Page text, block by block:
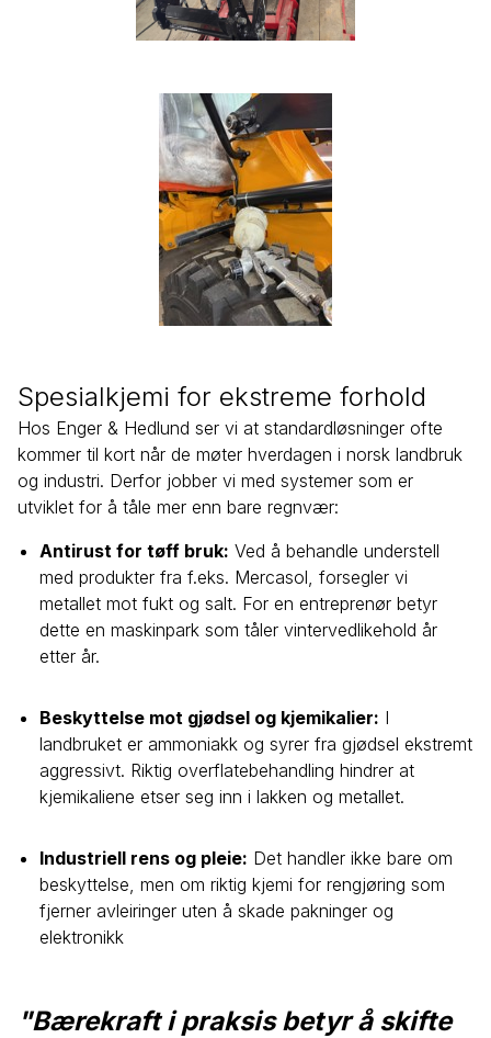
Spesialkjemi for ekstreme forhold
Hos Enger & Hedlund ser vi at standardløsninger ofte
kommer til kort når de møter hverdagen i norsk landbruk
og industri. Derfor jobber vi med systemer som er
utviklet for å tåle mer enn bare regnvær:
Antirust for tøff bruk: Ved å behandle understell
med produkter fra f.eks. Mercasol, forsegler vi
metallet mot fukt og salt. For en entreprenør betyr
dette en maskinpark som tåler vintervedlikehold år
etter år.
Beskyttelse mot gjødsel og kjemikalier: I
landbruket er ammoniakk og syrer fra gjødsel ekstremt
aggressivt. Riktig overflatebehandling hindrer at
kjemikaliene etser seg inn i lakken og metallet.
Industriell rens og pleie: Det handler ikke bare om
beskyttelse, men om riktig kjemi for rengjøring som
fjerner avleiringer uten å skade pakninger og
elektronikk
"Bærekraft i praksis betyr å skifte